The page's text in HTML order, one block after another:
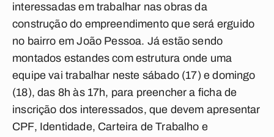
interessadas em trabalhar nas obras da
construção do empreendimento que será erguido
no bairro em João Pessoa. Já estão sendo
montados estandes com estrutura onde uma
equipe vai trabalhar neste sábado (17) e domingo
(18), das 8h às 17h, para preencher a ficha de
inscrição dos interessados, que devem apresentar
CPF, Identidade, Carteira de Trabalho e